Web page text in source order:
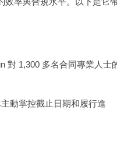
對 1,300 多名合同專業人士
動掌控截止日期和履行進